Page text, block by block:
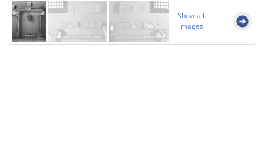
Show all
images